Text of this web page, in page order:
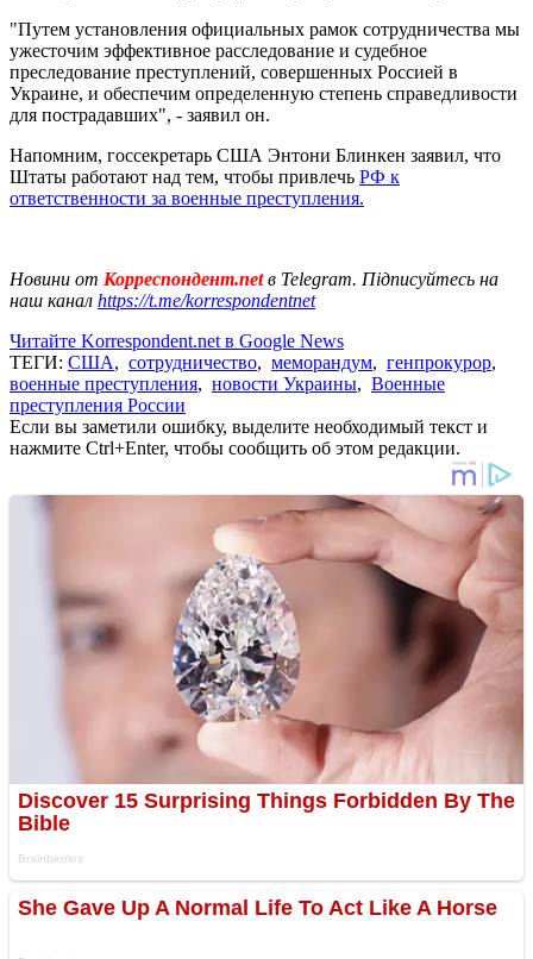
"Путем установления официальных рамок сотрудничества мы
ужесточим эффективное расследование и судебное
преследование преступлений, совершенных Россией в
Украине, и обеспечим определенную степень справедливости
для пострадавших", - заявил он.
Напомним, госсекретарь США Энтони Блинкен заявил, что
Штаты работают над тем, чтобы привлечь РФ к
ответственности за военные преступления.
Новини от Корреспондент.netв Telegram. Підписуйтесь на
наш канал https://t.me/korrespondentnet
Читайте Korrespondent.net в Google News
ТЕГИ: США, сотрудничество, меморандум, генпрокурор,
военные преступления, новости Украины, Военные
преступления России
Если вы заметили ошибку, выделите необходимый текст и
нажмите Ctrl+Enter, чтобы сообщить об этом редакции.